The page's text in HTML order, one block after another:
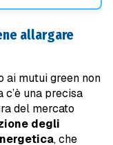
allargare
ai mutui green non
una precisa
del mercato
degli
, che